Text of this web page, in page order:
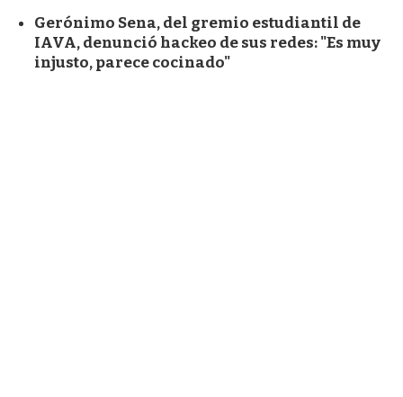
Gerónimo Sena, del gremio estudiantil de
IAVA, denunció hackeo de sus redes: "Es muy
injusto, parece cocinado"